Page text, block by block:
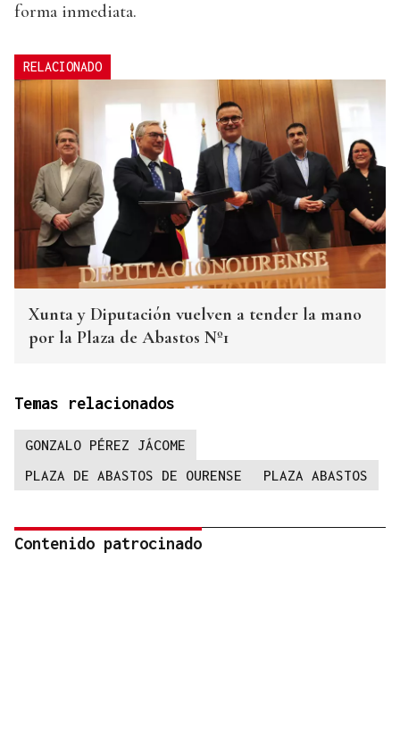
forma inmediata.
RELACIONADO
Xunta y Diputación vuelven a tender la mano
por la Plaza de Abastos Nº1
Temas relacionados
GONZALO PÉREZ JÁCOME
PLAZA DE ABASTOS DE OURENSE
PLAZA ABASTOS
Contenido patrocinado